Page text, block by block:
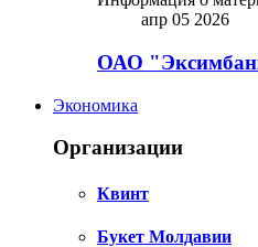
апр 05 2026
ОАО
Экономика
Организации
Квинт
Букет Молдавии